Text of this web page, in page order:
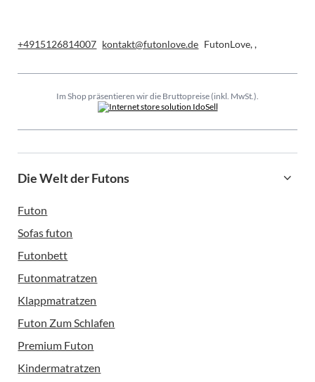
+4915126814007 kontakt@futonlove.de FutonLove,,
Im Shop präsentieren wir die Bruttopreise (inkl. MwSt.).
Die Welt der Futons
Futon
Sofas futon
Futonbett
Futonmatratzen
Klappmatratzen
Futon Zum Schlafen
Premium Futon
Kindermatratzen